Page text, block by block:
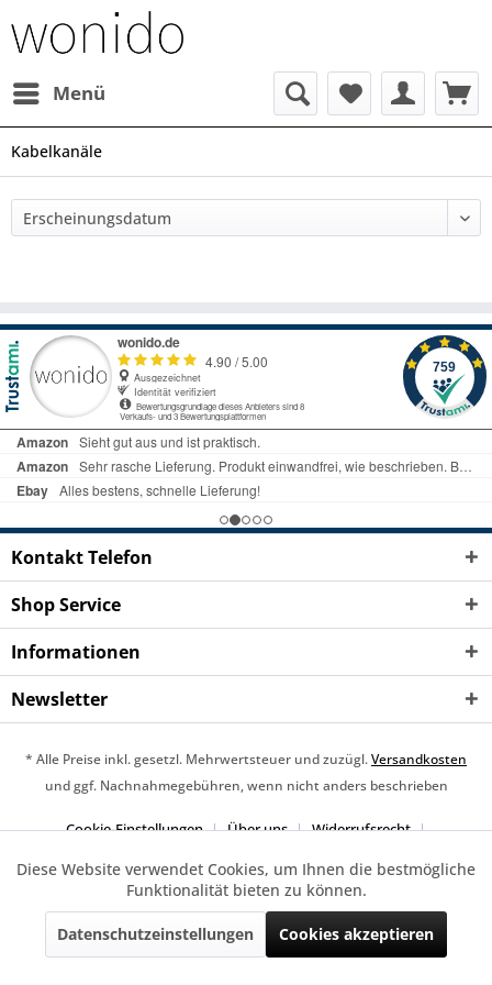
Menü
Kabelkanäle
Kontakt Telefon
Shop Service
Informationen
Newsletter
* Alle Preise inkl. gesetzl. Mehrwertsteuer und zuzügl.Versandkosten
und ggf. Nachnahmegebühren, wenn nicht anders beschrieben
Cookie-Einstellungen Über uns
Widerrufsrecht
Hilfe / Support
Kontakt
Versand und Zahlung
wonido.de - Hochwertige Lifestyle-Accessoires
Funktionale Aktiv
Marketing Aktiv
Diese Website verwendet Cookies, um Ihnen die bestmögliche
Funktionalität bieten zu können.
Datenschutzeinstellungen Cookies akzeptieren